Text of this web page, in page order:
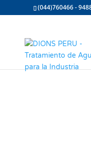
(044)760466 -